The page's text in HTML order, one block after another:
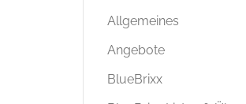
Allgemeines
Angebote
BlueBrixx